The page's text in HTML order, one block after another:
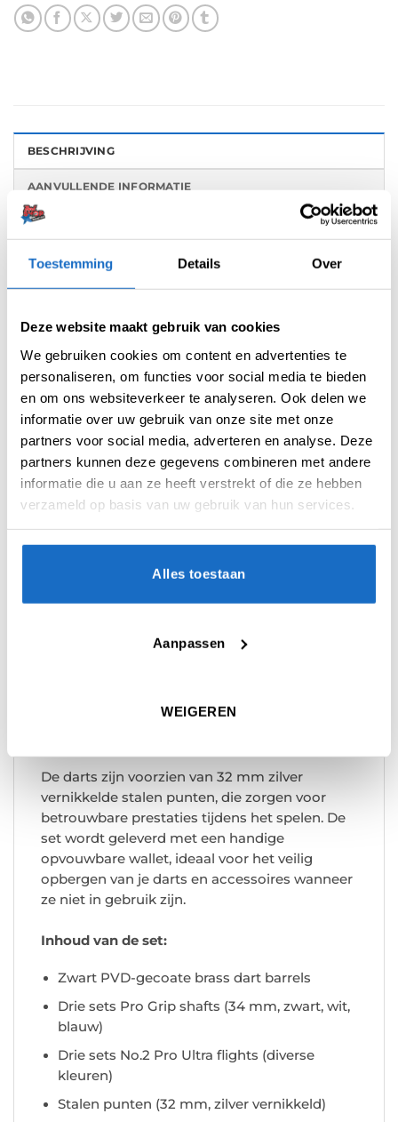
Toestemming Details Over
Deze website maakt gebruik van cookies
We gebruiken cookies om content en advertenties te
personaliseren, om functies voor social media te bieden
en om ons websiteverkeer te analyseren. Ook delen we
informatie over uw gebruik van onze site met onze
partners voor social media, adverteren en analyse. Deze
partners kunnen deze gegevens combineren met andere
informatie die u aan ze heeft verstrekt of die ze hebben
verzameld op basis van uw gebruik van hun services.
Alles toestaan
Aanpassen
WEIGEREN
BESCHRIJVING
AANVULLENDE INFORMATIE
BEOORDELINGEN (0)
Josh Rock Brass darts zijn ontwikkeld in
World Youth Champion 2022. Deze darts
hebben een opvallend zwart PVD-gecoat recht
barrelontwerp, versterkt met machinaal
aangebrachte radiale groeven voor verbeterde
grip en dartcontrole. Het ontwerp wordt verder
geaccentueerd door gouden verfdetails aan de
achterzijde.
De set bevat drie sets Pro Grip shafts van 34
schroefdraad en zijn ontworpen voor een
stevige grip en flexibiliteit in je dartopstelling.
Bijgeleverd zijn No.2 Pro Ultra flights in drie
zorgt voor verbeterde grip en een langere
De darts zijn voorzien van 32 mm zilver
vernikkelde stalen punten, die zorgen voor
betrouwbare prestaties tijdens het spelen. De
set wordt geleverd met een handige
opvouwbare wallet, ideaal voor het veilig
opbergen van je darts en accessoires wanneer
ze niet in gebruik zijn.
Inhoud van de set:
Zwart PVD-gecoate brass dart barrels
Drie sets Pro Grip shafts (34 mm, zwart, wit,
blauw)
Drie sets No.2 Pro Ultra flights (diverse
kleuren)
Stalen punten (32 mm, zilver vernikkeld)